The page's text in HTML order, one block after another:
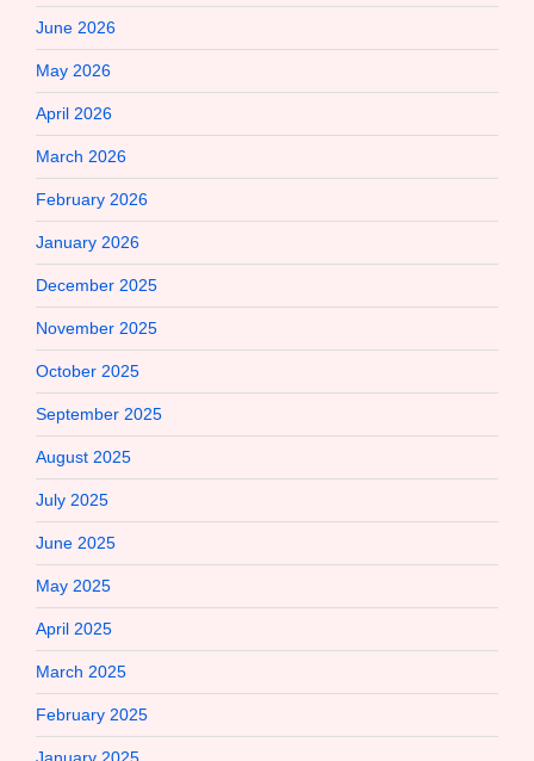
June 2026
May 2026
April 2026
March 2026
February 2026
January 2026
December 2025
November 2025
October 2025
September 2025
August 2025
July 2025
June 2025
May 2025
April 2025
March 2025
February 2025